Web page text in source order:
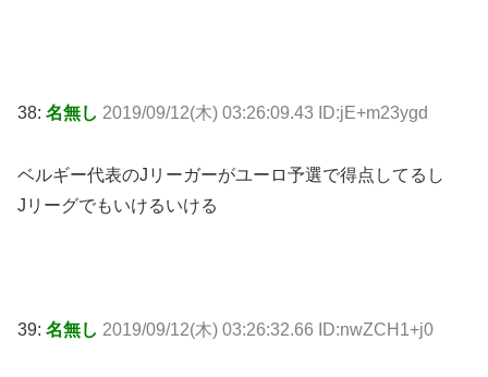
38: 名無し 2019/09/12(木) 03:26:09.43 ID:jE+m23ygd
ベルギー代表のJリーガーがユーロ予選で得点してるし
Jリーグでもいけるいける
39: 名無し 2019/09/12(木) 03:26:32.66 ID:nwZCH1+j0